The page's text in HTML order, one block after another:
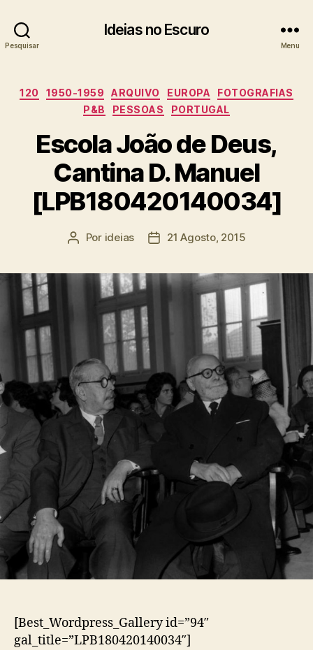
Pesquisar
Ideias no Escuro
Menu
Categorias
120 1950-1959 ARQUIVO EUROPA
FOTOGRAFIAS
P&B
PESSOAS PORTUGAL
Escola João de Deus,
Cantina D. Manuel
[LPB180420140034]
Autor
Por ideias
Data21 Agosto, 2015
[Best_Wordpress_Gallery id=”94″
gal_title=”LPB180420140034″]